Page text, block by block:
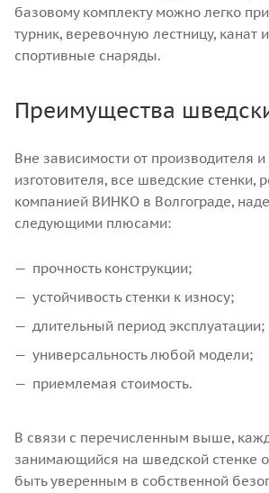
базовому комплекту можно легко
турник, веревочную лестницу, канат
спортивные снаряды.
Преимущества
Вне зависимости от производителя
изготовителя, все шведские стенки,
компанией ВИНКО в Волгограде,
следующими плюсами:
прочность конструкции;
устойчивость стенки к износу;
длительный период эксплуатации;
универсальность любой модели;
приемлемая стоимость.
В связи с перечисленным выше,
занимающийся на шведской стенке
быть уверенным в собственной